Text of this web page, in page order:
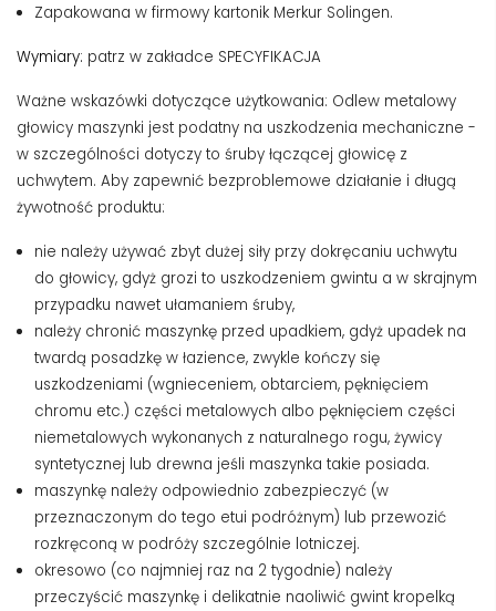
Zapakowana w firmowy kartonik Merkur Solingen.
Wymiary: patrz w zakładce SPECYFIKACJA
Ważne wskazówki dotyczące użytkowania: Odlew metalowy
głowicy maszynki jest podatny na uszkodzenia mechaniczne -
w szczególności dotyczy to śruby łączącej głowicę z
uchwytem. Aby zapewnić bezproblemowe działanie i długą
żywotność produktu:
nie należy używać zbyt dużej siły przy dokręcaniu uchwytu
do głowicy, gdyż grozi to uszkodzeniem gwintu a w skrajnym
przypadku nawet ułamaniem śruby,
należy chronić maszynkę przed upadkiem, gdyż upadek na
twardą posadzkę w łazience, zwykle kończy się
uszkodzeniami (wgnieceniem, obtarciem, pęknięciem
chromu etc.) części metalowych albo pęknięciem części
niemetalowych wykonanych z naturalnego rogu, żywicy
syntetycznej lub drewna jeśli maszynka takie posiada.
maszynkę należy odpowiednio zabezpieczyć (w
przeznaczonym do tego etui podróżnym) lub przewozić
rozkręconą w podróży szczególnie lotniczej.
okresowo (co najmniej raz na 2 tygodnie) należy
przeczyścić maszynkę i delikatnie naoliwić gwint kropelką